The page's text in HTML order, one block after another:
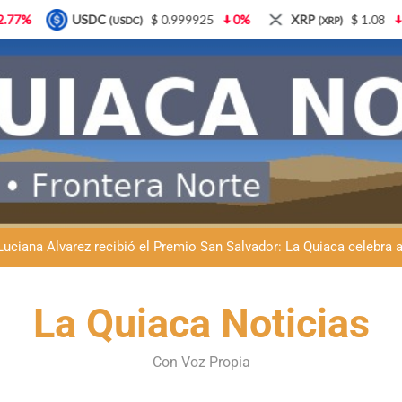
Natación inclusiva en La Quiaca: Celia Zenteno destacó el
La Quiaca defendió la soberanía nacional: el municipio
Natación inclusiva en La Quiaca: Celia Zenteno destacó el
La Quiaca defendió la soberanía nacional: el municipio
La Quiaca Noticias
Con Voz Propia
$ 0.999925 0% XRP(XRP) $ 1.08 3.87% Solana(SOL)